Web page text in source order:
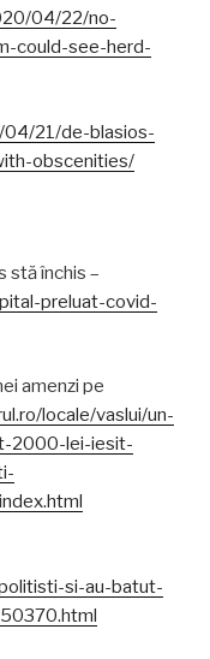
04/22/no-
could-see-herd-
21/de-blasios-
obscenities/
stă închis –
preluat-covid-
amenzi pe
locale/vaslui/un-
2000-lei-iesit-
si-au-batut-